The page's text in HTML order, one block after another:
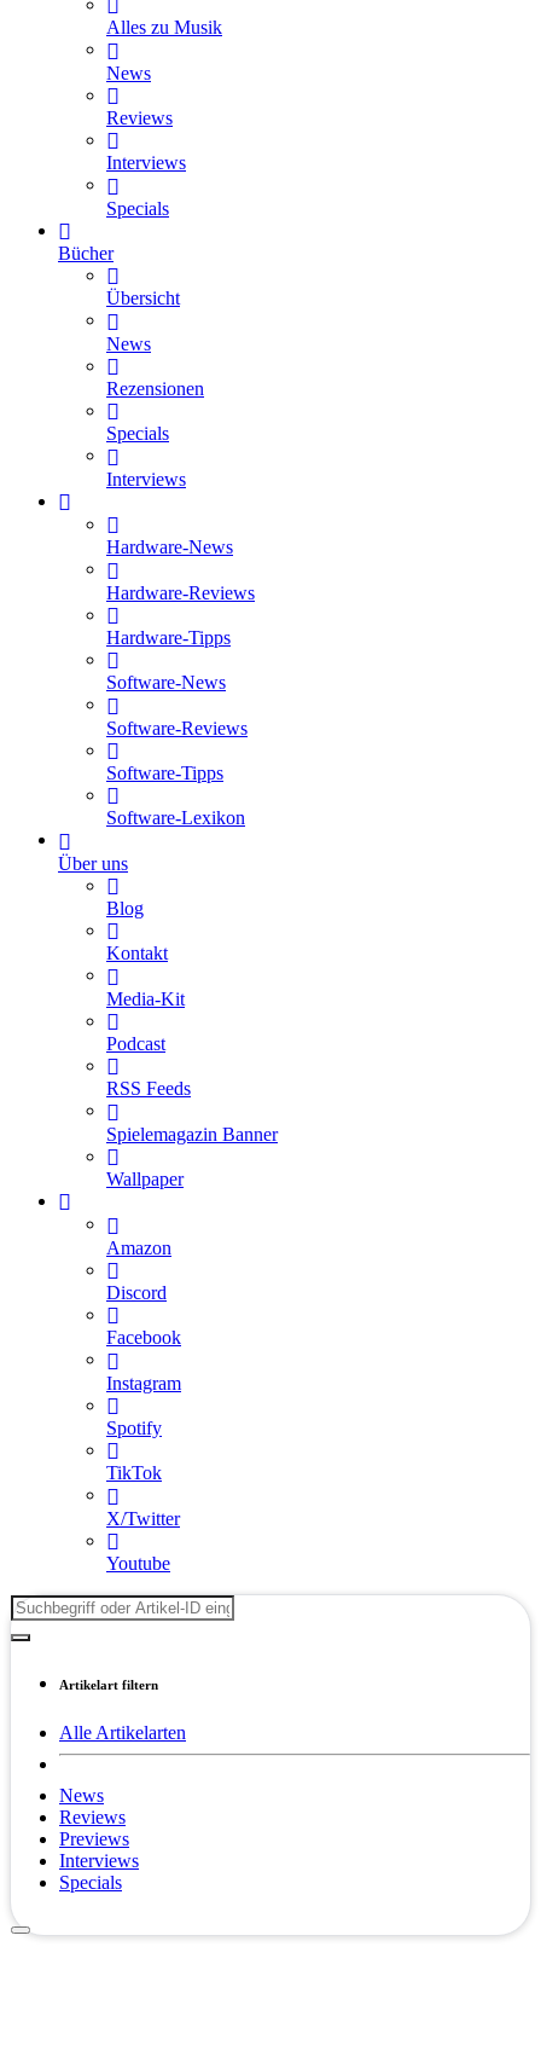
Alles zu Musik
News
Reviews
Interviews
Specials
Bücher
Übersicht
News
Rezensionen
Specials
Interviews
Hardware-News
Hardware-Reviews
Hardware-Tipps
Software-News
Software-Reviews
Software-Tipps
Software-Lexikon
Über uns
Blog
Kontakt
Media-Kit
Podcast
RSS Feeds
Spielemagazin Banner
Wallpaper
Amazon
Discord
Facebook
Instagram
Spotify
TikTok
X/Twitter
Youtube
Artikelart filtern
Alle Artikelarten
News
Reviews
Previews
Interviews
Specials